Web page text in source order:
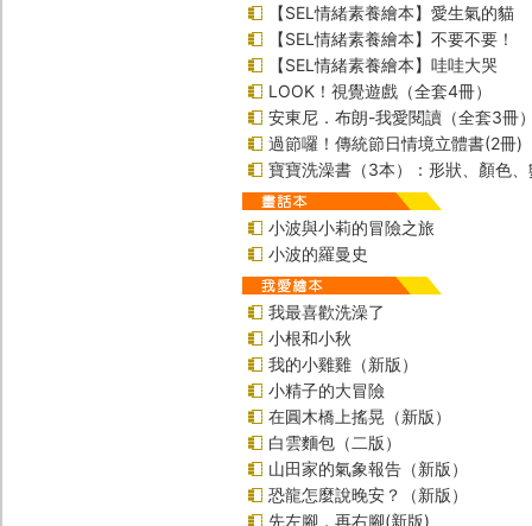
【SEL情緒素養繪本】愛生氣的貓
【SEL情緒素養繪本】不要不要！
【SEL情緒素養繪本】哇哇大哭
LOOK！視覺遊戲（全套4冊）
安東尼．布朗-我愛閱讀（全套3冊
過節囉！傳統節日情境立體書(2冊)
寶寶洗澡書（3本）：形狀、顏色、
小波與小莉的冒險之旅
小波的羅曼史
我最喜歡洗澡了
小根和小秋
我的小雞雞（新版）
小精子的大冒險
在圓木橋上搖晃（新版）
白雲麵包（二版）
山田家的氣象報告（新版）
恐龍怎麼說晚安？（新版）
先左腳，再右腳(新版)